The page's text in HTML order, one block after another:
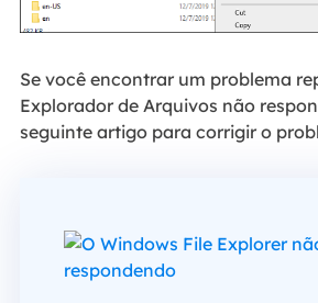
Se você encontrar um problema
Explorador de Arquivos não
seguinte artigo para corrigir o